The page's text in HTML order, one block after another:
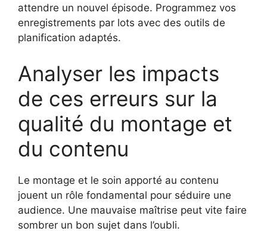
attendre un nouvel épisode. Programmez vos
enregistrements par lots avec des outils de
planification adaptés.
Analyser les impacts
de ces erreurs sur la
qualité du montage et
du contenu
Le montage et le soin apporté au contenu
jouent un rôle fondamental pour séduire une
audience. Une mauvaise maîtrise peut vite faire
sombrer un bon sujet dans l’oubli.